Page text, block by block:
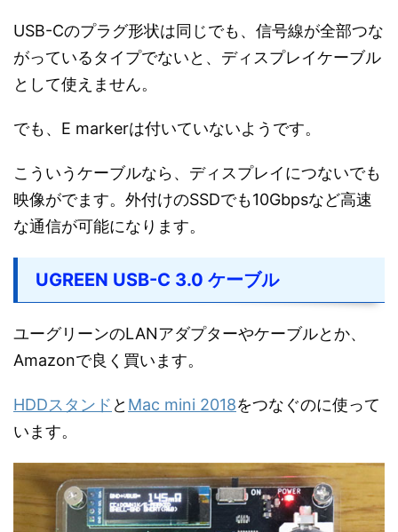
USB-Cのプラグ形状は同じでも、信号線が全部つな
がっているタイプでないと、ディスプレイケーブル
として使えません。
でも、E markerは付いていないようです。
こういうケーブルなら、ディスプレイにつないでも
映像がでます。外付けのSSDでも10Gbpsなど高速
な通信が可能になります。
UGREEN USB-C 3.0 ケーブル
ユーグリーンのLANアダプターやケーブルとか、
Amazonで良く買います。
HDDスタンド と Mac mini 2018をつなぐのに使って
います。